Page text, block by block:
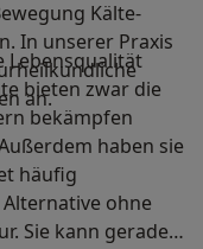
Kälte-
In unserer Praxis
an.
Lebensqualität
bieten zwar die
bekämpfen
haben sie
häufig
ohne
Sie kann gerade